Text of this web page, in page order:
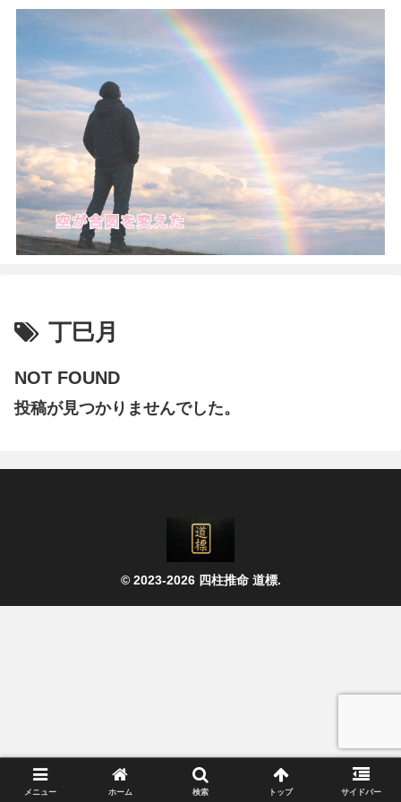
丁巳月
NOT FOUND
投稿が見つかりませんでした。
© 2023-2026 四柱推命 道標.
メニュー ホーム 検索 トップ サイドバー